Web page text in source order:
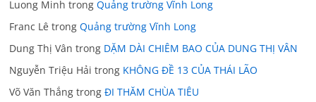
Luong Minh trongQuảng trường Vĩnh Long
Franc Lê trongQuảng trường Vĩnh Long
Dung Thị Vân trong DẶM DÀI CHIÊM BAO CỦA DUNG THỊ VÂN
Nguyễn Triệu Hải trong KHÔNG ĐỀ 13 CỦA THÁI LÃO
Võ Văn Thắng trongĐI THĂM CHÙA TIÊU